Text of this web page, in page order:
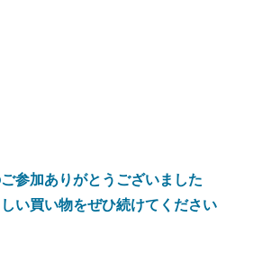
参加ありがとうございました
い買い物をぜひ続けてください